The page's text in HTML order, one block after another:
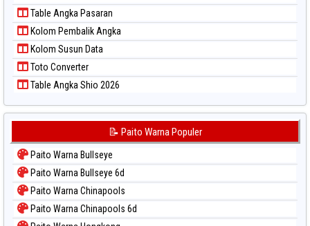
Table Angka Pasaran
Kolom Pembalik Angka
Kolom Susun Data
Toto Converter
Table Angka Shio 2026
📝 Paito Warna Populer
Paito Warna Bullseye
Paito Warna Bullseye 6d
Paito Warna Chinapools
Paito Warna Chinapools 6d